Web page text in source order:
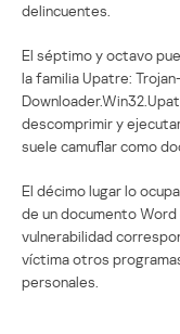
delincuentes.
El séptimo y octavo
la familia Upatre:
descomprimir y
suele camuflar como
El décimo lugar lo
de un documento
vulnerabilidad
víctima otros
personales.